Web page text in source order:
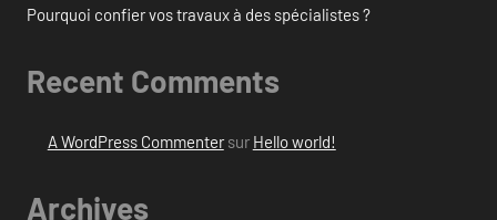
Pourquoi confier vos travaux à des spécialistes ?
Recent Comments
A WordPress Commentersur Hello world!
Archives